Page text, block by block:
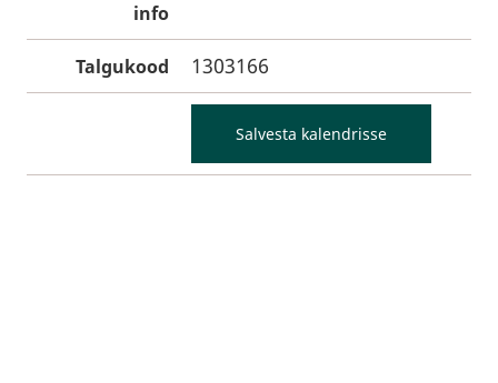
info
Talgukood 1303166
Salvesta kalendrisse